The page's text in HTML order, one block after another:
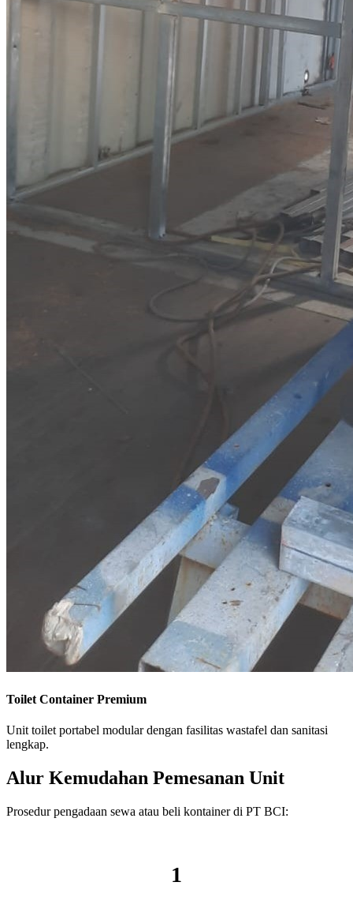
Toilet Container Premium
Unit toilet portabel modular dengan fasilitas wastafel dan sanitasi
lengkap.
Alur Kemudahan Pemesanan Unit
Prosedur pengadaan sewa atau beli kontainer di PT BCI:
1